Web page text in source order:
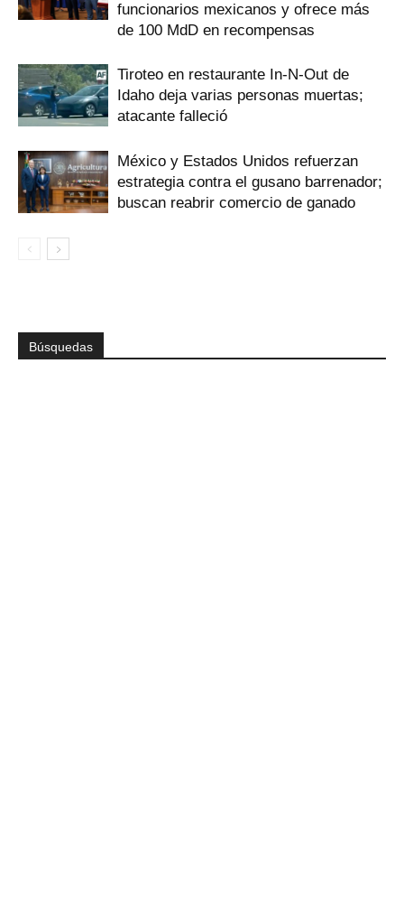
funcionarios mexicanos y ofrece más
de 100 MdD en recompensas
Tiroteo en restaurante In-N-Out de
Idaho deja varias personas muertas;
atacante falleció
México y Estados Unidos refuerzan
estrategia contra el gusano barrenador;
buscan reabrir comercio de ganado
Búsquedas